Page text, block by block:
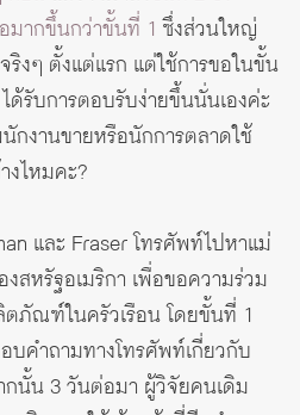
มากขึ้นกว่าขั้นที่ 1 ซึ่งส่วนใหญ่
งๆ ตั้งแต่แรก แต่ใช้การขอในขั้น
รับการตอบรับง่ายขึ้นนั่นเองค่ะ
กงานขายหรือนักการตลาดใช้
งไหมคะ?
และ Fraser โทรศัพท์ไปหาแม่
สหรัฐอเมริกา เพื่อขอความร่วม
ตภัณฑ์ในครัวเรือน โดยขั้นที่ 1
บคำถามทางโทรศัพท์เกี่ยวกับ
กนั้น 3 วันต่อมา ผู้วิจัยคนเดิม